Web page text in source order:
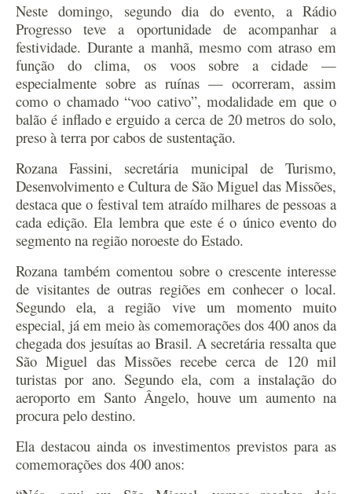
Neste domingo, segundo dia do evento, a Rádio
Progresso teve a oportunidade de acompanhar a
festividade. Durante a manhã, mesmo com atraso em
função do clima, os voos sobre a cidade —
especialmente sobre as ruínas — ocorreram, assim
como o chamado “voo cativo”, modalidade em que o
balão é inflado e erguido a cerca de 20 metros do solo,
preso à terra por cabos de sustentação.
Rozana Fassini, secretária municipal de Turismo,
Desenvolvimento e Cultura de São Miguel das Missões,
destaca que o festival tem atraído milhares de pessoas a
cada edição. Ela lembra que este é o único evento do
segmento na região noroeste do Estado.
Rozana também comentou sobre o crescente interesse
de visitantes de outras regiões em conhecer o local.
Segundo ela, a região vive um momento muito
especial, já em meio às comemorações dos 400 anos da
chegada dos jesuítas ao Brasil. A secretária ressalta que
São Miguel das Missões recebe cerca de 120 mil
turistas por ano. Segundo ela, com a instalação do
aeroporto em Santo Ângelo, houve um aumento na
procura pelo destino.
Ela destacou ainda os investimentos previstos para as
comemorações dos 400 anos: